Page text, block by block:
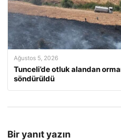
Ağustos 5, 2026
Tunceli’de otluk alandan
söndürüldü
Bir yanıt yazın